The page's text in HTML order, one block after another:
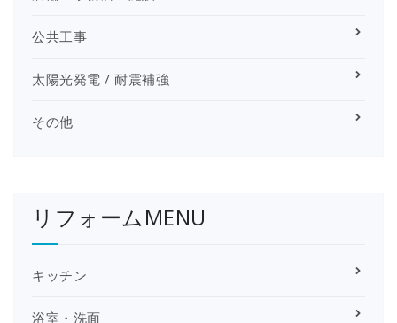
公共工事
太陽光発電 / 耐震補強
その他
リフォームMENU
キッチン
浴室・洗面